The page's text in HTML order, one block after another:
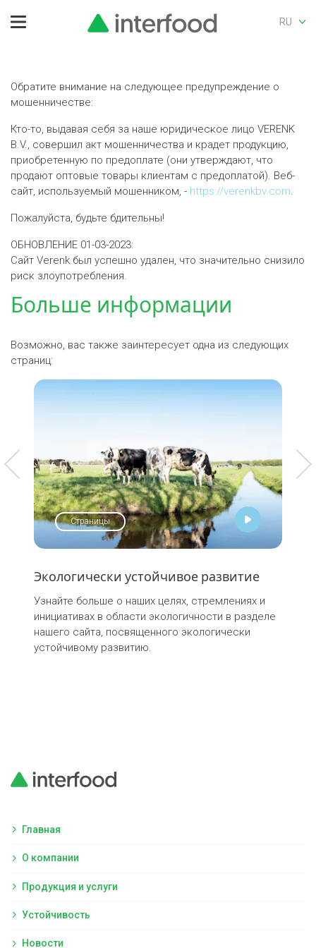
RU
Обратите внимание на следующее предупреждение о
мошенничестве:
Кто-то, выдавая себя за наше юридическое лицо VERENK
B.V., совершил акт мошенничества и крадет продукцию,
приобретенную по предоплате (они утверждают, что
продают оптовые товары клиентам с предоплатой). Веб-
сайт, используемый мошенником, - https://verenkbv.com.
Пожалуйста, будьте бдительны!
ОБНОВЛЕНИЕ 01-03-2023:
Сайт Verenk был успешно удален, что значительно снизило
риск злоупотребления.
Больше информации
Возможно, вас также заинтересует одна из следующих
страниц:
Страницы
Экологически устойчивое развитие
Узнайте больше о наших целях, стремлениях и
инициативах в области экологичности в разделе
нашего сайта, посвященного экологически
устойчивому развитию.
Главная
О компании
Продукция и услуги
Устойчивость
Новости